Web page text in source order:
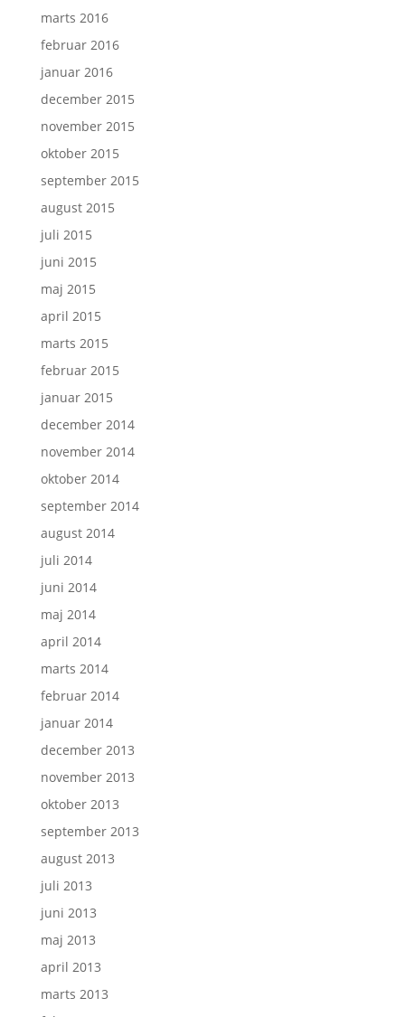
marts 2016
februar 2016
januar 2016
december 2015
november 2015
oktober 2015
september 2015
august 2015
juli 2015
juni 2015
maj 2015
april 2015
marts 2015
februar 2015
januar 2015
december 2014
november 2014
oktober 2014
september 2014
august 2014
juli 2014
juni 2014
maj 2014
april 2014
marts 2014
februar 2014
januar 2014
december 2013
november 2013
oktober 2013
september 2013
august 2013
juli 2013
juni 2013
maj 2013
april 2013
marts 2013